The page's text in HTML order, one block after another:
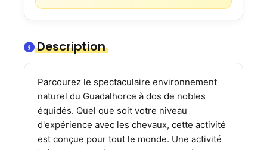
Description
Parcourez le spectaculaire environnement
naturel du Guadalhorce à dos de nobles
équidés. Quel que soit votre niveau
d'expérience avec les chevaux, cette activité
est conçue pour tout le monde. Une activité